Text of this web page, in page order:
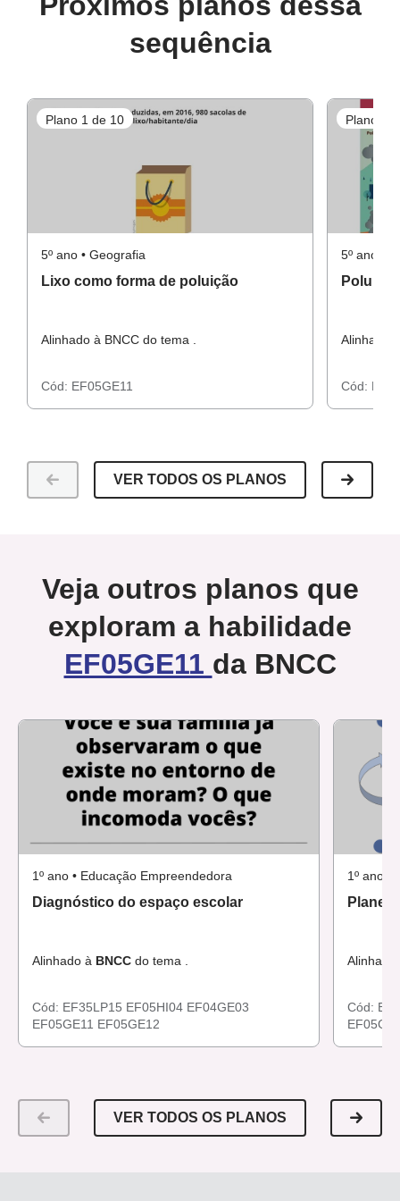
sequência
Plano 1 de 10
5º ano • Geografia
Lixo como forma de poluição
Alinhado à BNCC do tema .
Cód: EF05GE11
Plano 2
5º ano •
Alinhado
Cód:
VER TODOS OS PLANOS
Veja outros planos que
exploram a habilidade
EF05GE11 da BNCC
1º ano • Educação Empreendedora
Diagnóstico do espaço escolar
Alinhado à BNCC do tema .
Cód: EF35LP15 EF05HI04 EF04GE03
EF05GE11 EF05GE12
1º ano •
Cód:
VER TODOS OS PLANOS